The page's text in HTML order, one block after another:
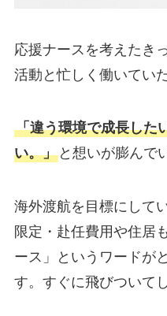
応援ナースを考えたき
活動と忙しく働いてい
「違う環境で成長した
い。」と想いが膨んで
海外渡航を目標にして
限定・赴任費用や住居
ース」というワードが
す。すぐに飛びついて